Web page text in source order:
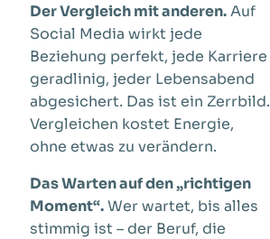
Der Vergleich mit anderen.Auf
Social Media wirkt jede
Beziehung perfekt, jede Karriere
geradlinig, jeder Lebensabend
abgesichert. Das ist ein Zerrbild.
Vergleichen kostet Energie,
ohne etwas zu verändern.
Das Warten auf den „richtigen
Moment“.Wer wartet, bis alles
stimmig ist – der Beruf, die